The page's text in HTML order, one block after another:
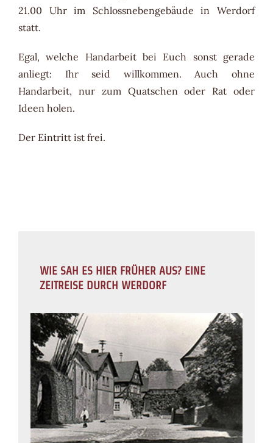
21.00 Uhr im Schlossnebengebäude in Werdorf
statt.
Egal, welche Handarbeit bei Euch sonst gerade
anliegt: Ihr seid willkommen. Auch ohne
Handarbeit, nur zum Quatschen oder Rat oder
Ideen holen.
Der Eintritt ist frei.
WIE SAH ES HIER FRÜHER AUS? EINE
ZEITREISE DURCH WERDORF